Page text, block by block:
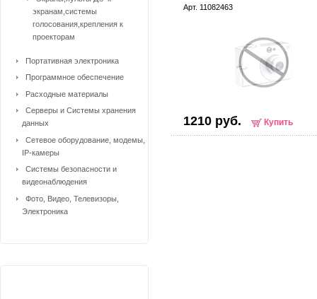
Арт. 11082463
1210 руб. Купить
экранам,системы
голосования,крепления к
проекторам
Портативная электроника
Программное обеспечение
Расходные материалы
Серверы и Системы хранения
данных
Сетевое оборудование, модемы,
IP-камеры
Системы безопасности и
видеонаблюдения
Фото, Видео, Телевизоры,
Электроника